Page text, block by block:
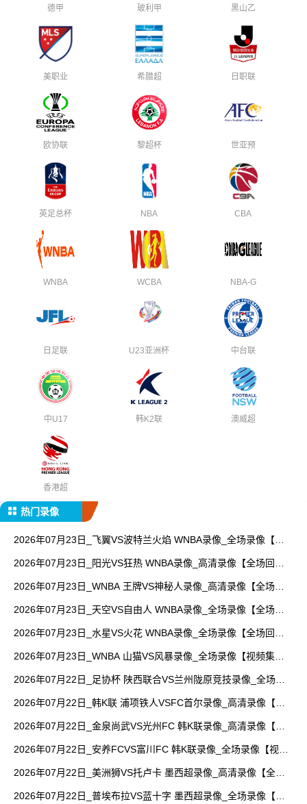
德甲 玻利甲 黑山乙
美职业 希腊超 日职联
欧协联 黎超杯 世亚预
英足总杯 NBA CBA
WNBA WCBA NBA-G
日足联 U23亚洲杯 中台联
中U17 韩K2联 澳威超
香港超
热门录像
2026年07月23日_飞翼VS波特兰火焰 WNBA录像_全场录像【视
2026年07月23日_阳光VS狂热 WNBA录像_高清录像【全场回
2026年07月23日_WNBA 王牌VS神秘人录像_高清录像【全场回
2026年07月23日_天空VS自由人 WNBA录像_全场录像【全场回
2026年07月23日_水星VS火花 WNBA录像_全场录像【全场回
2026年07月23日_WNBA 山猫VS风暴录像_全场录像【视频集
2026年07月22日_足协杯 陕西联合VS兰州陇原竞技录像_全场录
2026年07月22日_韩K联 浦项铁人VSFC首尔录像_高清录像【全
2026年07月22日_金泉尚武VS光州FC 韩K联录像_高清录像【全
2026年07月22日_安养FCVS富川FC 韩K联录像_全场录像【视频
2026年07月22日_美洲狮VS托卢卡 墨西超录像_高清录像【全场
2026年07月22日_普埃布拉VS蓝十字 墨西超录像_全场录像【全